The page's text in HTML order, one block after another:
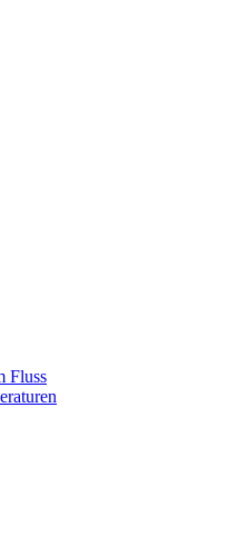
Fluss